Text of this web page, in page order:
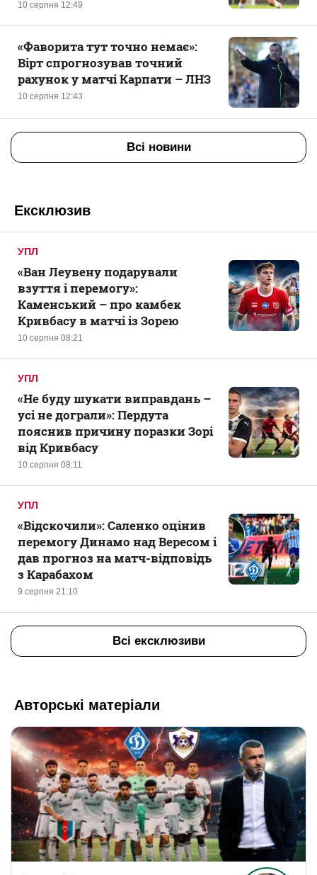
10 серпня 12:49
10 серпня 12:43
«Фаворита тут точно немає»:
Вірт спрогнозував точний
рахунок у матчі Карпати – ЛНЗ
Всі новини
Ексклюзив
УПЛ
10 серпня 08:21
«Ван Леувену подарували
взуття і перемогу»:
Каменський – про камбек
Кривбасу в матчі із Зорею
УПЛ
10 серпня 08:11
«Не буду шукати виправдань –
усі не дограли»: Пердута
пояснив причину поразки Зорі
від Кривбасу
УПЛ
9 серпня 21:10
«Відскочили»: Саленко оцінив
перемогу Динамо над Вересом і
дав прогноз на матч-відповідь
з Карабахом
Всі ексклюзиви
Авторські матеріали